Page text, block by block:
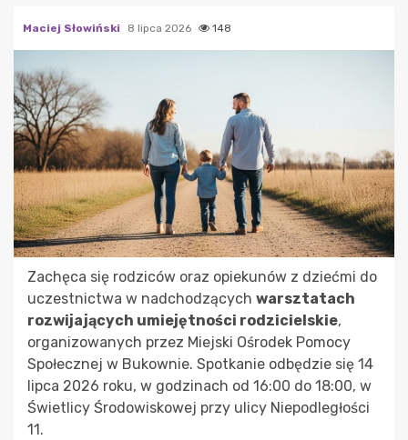
Maciej Słowiński 8 lipca 2026 148
Zachęca się rodziców oraz opiekunów z dziećmi do
uczestnictwa w nadchodzących warsztatach
rozwijających umiejętności rodzicielskie,
organizowanych przez Miejski Ośrodek Pomocy
Społecznej w Bukownie. Spotkanie odbędzie się 14
lipca 2026 roku, w godzinach od 16:00 do 18:00, w
Świetlicy Środowiskowej przy ulicy Niepodległości
11.